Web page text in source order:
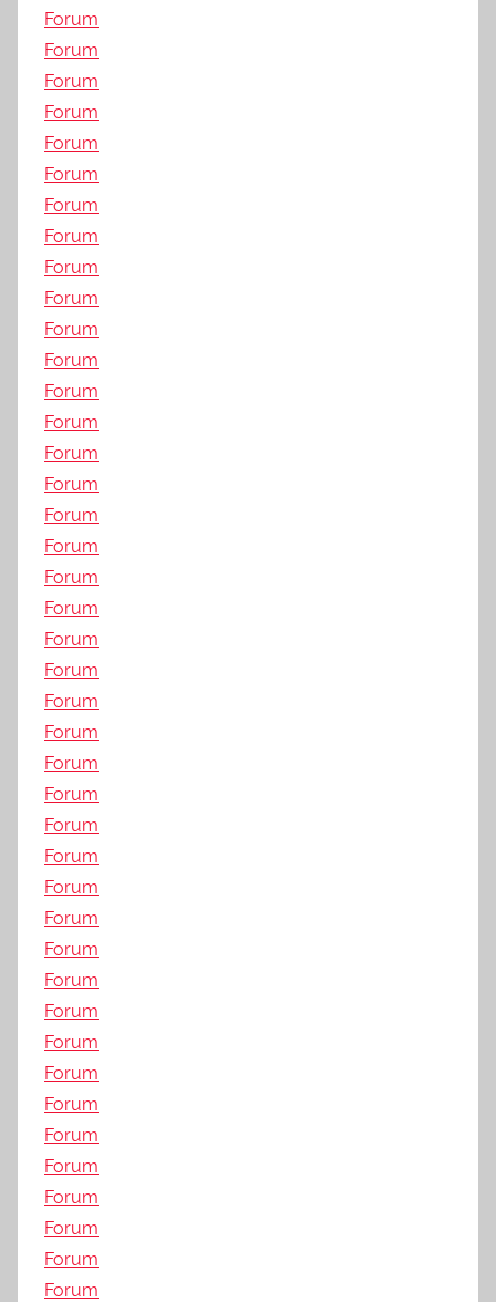
Forum
Forum
Forum
Forum
Forum
Forum
Forum
Forum
Forum
Forum
Forum
Forum
Forum
Forum
Forum
Forum
Forum
Forum
Forum
Forum
Forum
Forum
Forum
Forum
Forum
Forum
Forum
Forum
Forum
Forum
Forum
Forum
Forum
Forum
Forum
Forum
Forum
Forum
Forum
Forum
Forum
Forum